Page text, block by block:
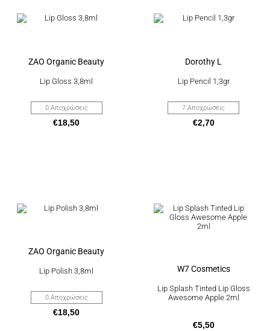
ZAO Organic Beauty
Lip Gloss 3,8ml
0 Αποχρώσεις
€18,50
προϊόν
Οι
μπορούν
να
στη
σελίδα
του
Dorothy L
Lip Pencil 1,3gr
7 Αποχρώσεις
€2,70
προϊόν
Οι
επιλογές
μπορούν
να
στη
σελίδα
του
ZAO Organic Beauty
Lip Polish 3,8ml
0 Αποχρώσεις
€18,50
το
προϊόν
Οι
μπορούν
να
στη
σελίδα
του
W7 Cosmetics
Lip Splash Tinted Lip Gloss
Awesome Apple 2ml
€5,50